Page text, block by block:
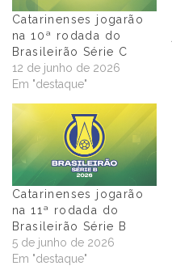
Catarinenses jogarão
na 10ª rodada do
Brasileirão Série C
12 de junho de 2026
Em "destaque"
Catarinenses jogarão
na 11ª rodada do
Brasileirão Série B
5 de junho de 2026
Em "destaque"